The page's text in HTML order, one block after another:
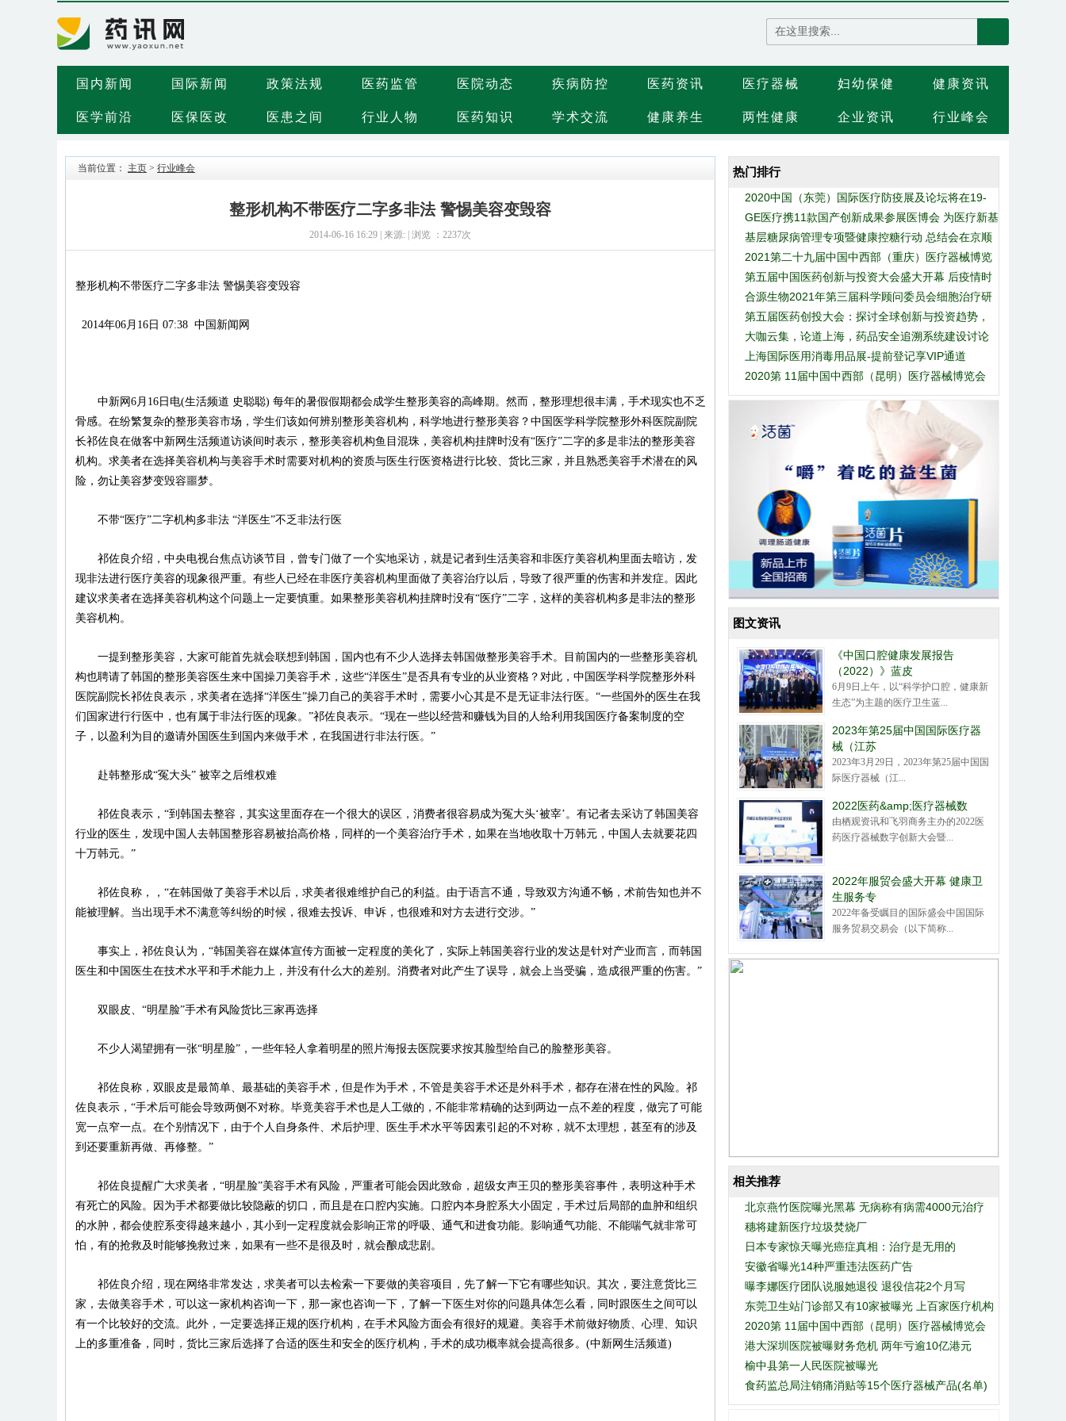
国内新闻 国际新闻 政策法规 医药监管 医院动态 疾病防控 医药资讯 医疗器械 妇幼保健 健康资讯
医学前沿 医保医改 医患之间 行业人物 医药知识 学术交流 健康养生 两性健康 企业资讯 行业峰会
当前位置： 主页 > 行业峰会
整形机构不带医疗二字多非法 警惕美容变毁容
2014-06-16 16:29 | 来源: | 浏览 ： 2237次
整形机构不带医疗二字多非法 警惕美容变毁容
2014年06月16日 07:38 中国新闻网
中新网6月16日电(生活频道 史聪聪) 每年的暑假假期都会成学生整形美容的高峰期。然而，整形理想很丰满，手术现实也不乏
骨感。在纷繁复杂的整形美容市场，学生们该如何辨别整形美容机构，科学地进行整形美容？中国医学科学院整形外科医院副院
长祁佐良在做客中新网生活频道访谈间时表示，整形美容机构鱼目混珠，美容机构挂牌时没有“医疗”二字的多是非法的整形美容
机构。求美者在选择美容机构与美容手术时需要对机构的资质与医生行医资格进行比较、货比三家，并且熟悉美容手术潜在的风
险，勿让美容梦变毁容噩梦。
不带“医疗”二字机构多非法 “洋医生”不乏非法行医
祁佐良介绍，中央电视台焦点访谈节目，曾专门做了一个实地采访，就是记者到生活美容和非医疗美容机构里面去暗访，发
现非法进行医疗美容的现象很严重。有些人已经在非医疗美容机构里面做了美容治疗以后，导致了很严重的伤害和并发症。因此
建议求美者在选择美容机构这个问题上一定要慎重。如果整形美容机构挂牌时没有“医疗”二字，这样的美容机构多是非法的整形
美容机构。
一提到整形美容，大家可能首先就会联想到韩国，国内也有不少人选择去韩国做整形美容手术。目前国内的一些整形美容机
构也聘请了韩国的整形美容医生来中国操刀美容手术，这些“洋医生”是否具有专业的从业资格？对此，中国医学科学院整形外科
医院副院长祁佐良表示，求美者在选择“洋医生”操刀自己的美容手术时，需要小心其是不是无证非法行医。“一些国外的医生在我
们国家进行行医中，也有属于非法行医的现象。”祁佐良表示。“现在一些以经营和赚钱为目的人给利用我国医疗备案制度的空
子，以盈利为目的邀请外国医生到国内来做手术，在我国进行非法行医。”
赴韩整形成“冤大头” 被宰之后维权难
祁佐良表示，“到韩国去整容，其实这里面存在一个很大的误区，消费者很容易成为冤大头‘被宰’。有记者去采访了韩国美容
行业的医生，发现中国人去韩国整形容易被抬高价格，同样的一个美容治疗手术，如果在当地收取十万韩元，中国人去就要花四
十万韩元。”
祁佐良称，，“在韩国做了美容手术以后，求美者很难维护自己的利益。由于语言不通，导致双方沟通不畅，术前告知也并不
能被理解。当出现手术不满意等纠纷的时候，很难去投诉、申诉，也很难和对方去进行交涉。”
事实上，祁佐良认为，“韩国美容在媒体宣传方面被一定程度的美化了，实际上韩国美容行业的发达是针对产业而言，而韩国
医生和中国医生在技术水平和手术能力上，并没有什么大的差别。消费者对此产生了误导，就会上当受骗，造成很严重的伤害。”
双眼皮、“明星脸”手术有风险货比三家再选择
不少人渴望拥有一张“明星脸”，一些年轻人拿着明星的照片海报去医院要求按其脸型给自己的脸整形美容。
祁佐良称，双眼皮是最简单、最基础的美容手术，但是作为手术，不管是美容手术还是外科手术，都存在潜在性的风险。祁
佐良表示，“手术后可能会导致两侧不对称。毕竟美容手术也是人工做的，不能非常精确的达到两边一点不差的程度，做完了可能
宽一点窄一点。在个别情况下，由于个人自身条件、术后护理、医生手术水平等因素引起的不对称，就不太理想，甚至有的涉及
到还要重新再做、再修整。”
祁佐良提醒广大求美者，“明星脸”美容手术有风险，严重者可能会因此致命，超级女声王贝的整形美容事件，表明这种手术
有死亡的风险。因为手术都要做比较隐蔽的切口，而且是在口腔内实施。口腔内本身腔系大小固定，手术过后局部的血肿和组织
的水肿，都会使腔系变得越来越小，其小到一定程度就会影响正常的呼吸、通气和进食功能。影响通气功能、不能喘气就非常可
怕，有的抢救及时能够挽救过来，如果有一些不是很及时，就会酿成悲剧。
祁佐良介绍，现在网络非常发达，求美者可以去检索一下要做的美容项目，先了解一下它有哪些知识。其次，要注意货比三
家，去做美容手术，可以这一家机构咨询一下，那一家也咨询一下，了解一下医生对你的问题具体怎么看，同时跟医生之间可以
有一个比较好的交流。此外，一定要选择正规的医疗机构，在手术风险方面会有很好的规避。美容手术前做好物质、心理、知识
上的多重准备，同时，货比三家后选择了合适的医生和安全的医疗机构，手术的成功概率就会提高很多。(中新网生活频道)
热门排行
2020中国（东莞）国际医疗防疫展及论坛将在19-
20日举办
GE医疗携11款国产创新成果参展医博会 为医疗新基
建再添动能
基层糖尿病管理专项暨健康控糖行动 总结会在京顺
利召开
2021第二十九届中国中西部（重庆）医疗器械博览
会
第五届中国医药创新与投资大会盛大开幕 后疫情时
代共话医药创新发展新趋势
合源生物2021年第三届科学顾问委员会细胞治疗研
讨会成功举办，全面布局细胞治疗创新管线
第五届医药创投大会：探讨全球创新与投资趋势，
共同应对健康的挑战
大咖云集，论道上海，药品安全追溯系统建设讨论
会圆满结束
上海国际医用消毒用品展-提前登记享VIP通道
2020第 11届中国中西部（昆明）医疗器械博览会
图文资讯
《中国口腔健康发展报告
（2022）》蓝皮
6月9日上午，以“科学护口腔，健康新
生态”为主题的医疗卫生蓝...
2023年第25届中国国际医疗器
械（江苏
2023年3月29日，2023年第25届中国国
际医疗器械（江...
2022医药&amp;医疗器械数
由栖观资讯和飞羽商务主办的2022医
药医疗器械数字创新大会暨...
2022年服贸会盛大开幕 健康卫
生服务专
2022年备受瞩目的国际盛会中国国际
服务贸易交易会（以下简称...
相关推荐
北京燕竹医院曝光黑幕 无病称有病需4000元治疗
【附民营医院敛财方式】
穗将建新医疗垃圾焚烧厂
日本专家惊天曝光癌症真相：治疗是无用的
安徽省曝光14种严重违法医药广告
曝李娜医疗团队说服她退役 退役信花2个月写
东莞卫生站门诊部又有10家被曝光 上百家医疗机构
完整黑名单
2020第 11届中国中西部（昆明）医疗器械博览会
港大深圳医院被曝财务危机 两年亏逾10亿港元
榆中县第一人民医院被曝光
食药监总局注销痛消贴等15个医疗器械产品(名单)